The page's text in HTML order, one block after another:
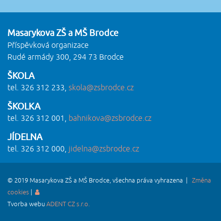
Masarykova ZŠ a MŠ Brodce
Příspěvková organizace
Rudé armády 300, 294 73 Brodce
ŠKOLA
tel. 326 312 233, skola@zsbrodce.cz
ŠKOLKA
tel. 326 312 001, bahnikova@zsbrodce.cz
JÍDELNA
tel. 326 312 000, jidelna@zsbrodce.cz
© 2019 Masarykova ZŠ a MŠ Brodce, všechna práva vyhrazena | Změna
cookies
Tvorba webuADENT CZ s.r.o.